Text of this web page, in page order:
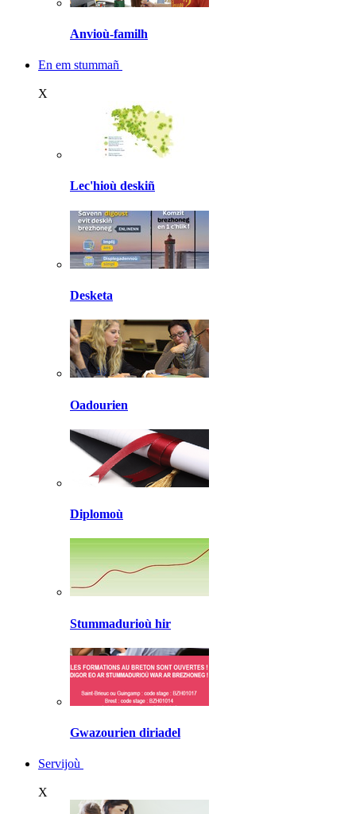
Anvioù-familh
En em stummañ
X
Lec'hioù deskiñ
Desketa
Oadourien
Diplomoù
Stummadurioù hir
Gwazourien diriadel
Servijoù
X